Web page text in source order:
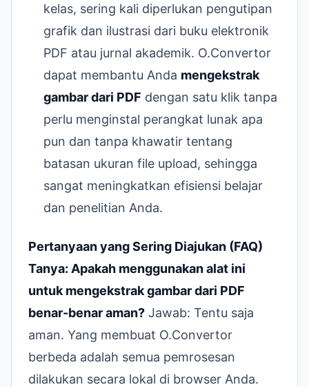
kelas, sering kali diperlukan pengutipan
grafik dan ilustrasi dari buku elektronik
PDF atau jurnal akademik. O.Convertor
dapat membantu Anda mengekstrak
gambar dari PDF dengan satu klik tanpa
perlu menginstal perangkat lunak apa
pun dan tanpa khawatir tentang
batasan ukuran file upload, sehingga
sangat meningkatkan efisiensi belajar
dan penelitian Anda.
Pertanyaan yang Sering Diajukan (FAQ)
Tanya: Apakah menggunakan alat ini
untuk mengekstrak gambar dari PDF
benar-benar aman? Jawab: Tentu saja
aman. Yang membuat O.Convertor
berbeda adalah semua pemrosesan
dilakukan secara lokal di browser Anda.